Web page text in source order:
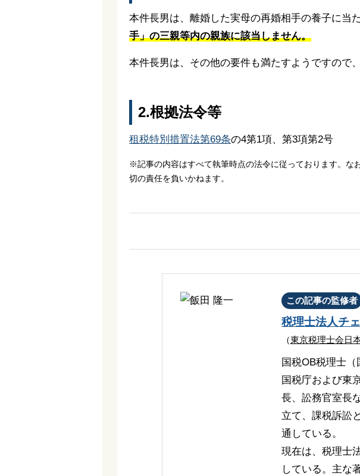
本件長男は、離婚した実母の再婚相手の養子に当
手」の三親等内の親族に該当しません。
本件長男は、その他の要件も満たすようですので
2.根拠法令等
租税特別措置法第69条の4第1項、第3項第2号
※記事の内容はすべて執筆時点の法令に従っております。な
切の責任を負いかねます。
この記事の監修者
税理士法人チ
（東京税理士会日
国税OB税理士（
国税庁および東
長、訟務官室長
立て、課税訴訟
通している。
現在は、税理士
している。主な